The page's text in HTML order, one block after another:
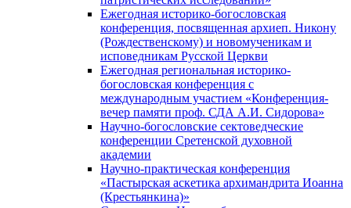
Ежегодная историко-богословская
конференция, посвященная архиеп. Никону
(Рождественскому) и новомученикам и
исповедникам Русской Церкви
Ежегодная региональная историко-
богословская конференция с
международным участием «Конференция-
вечер памяти проф. СДА А.И. Сидорова»
Научно-богословские сектоведческие
конференции Сретенской духовной
академии
Научно-практическая конференция
«Пастырская аскетика архимандрита Иоанна
(Крестьянкина)»